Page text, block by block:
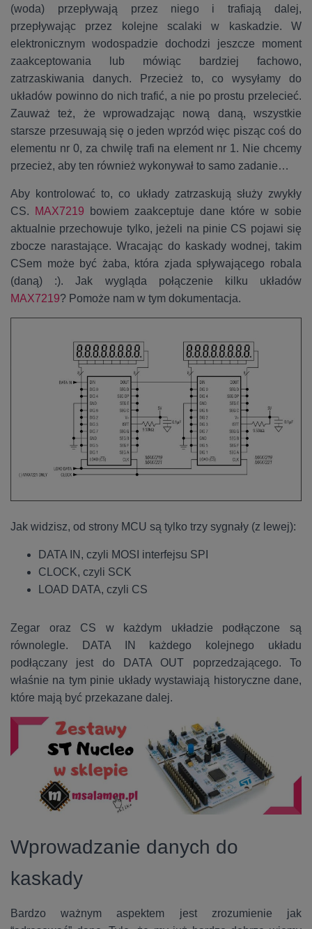
(woda) przepływają przez niego i trafiają dalej,
przepływając przez kolejne scalaki w kaskadzie. W
elektronicznym wodospadzie dochodzi jeszcze moment
zaakceptowania lub mówiąc bardziej fachowo,
zatrzaskiwania danych. Przecież to, co wysyłamy do
układów powinno do nich trafić, a nie po prostu przelecieć.
Zauważ też, że wprowadzając nową daną, wszystkie
starsze przesuwają się o jeden wprzód więc pisząc coś do
elementu nr 0, za chwilę trafi na element nr 1. Nie chcemy
przecież, aby ten również wykonywał to samo zadanie…
Aby kontrolować to, co układy zatrzaskują służy zwykły
CS.
MAX7219 bowiem zaakceptuje dane które w sobie
aktualnie przechowuje tylko, jeżeli na pinie CS pojawi się
zbocze narastające. Wracając do kaskady wodnej, takim
CSem może być żaba, która zjada spływającego robala
(daną) :). Jak wygląda połączenie kilku układów
MAX7219? Pomoże nam w tym dokumentacja.
Jak widzisz, od strony MCU są tylko trzy sygnały (z lewej):
DATA IN, czyli MOSI interfejsu SPI
CLOCK, czyli SCK
LOAD DATA, czyli CS
Zegar oraz CS w każdym układzie podłączone są
równolegle. DATA IN każdego kolejnego układu
podłączany jest do DATA OUT poprzedzającego. To
właśnie na tym pinie układy wystawiają historyczne dane,
które mają być przekazane dalej.
Wprowadzanie danych do
kaskady
Bardzo ważnym aspektem jest zrozumienie jak